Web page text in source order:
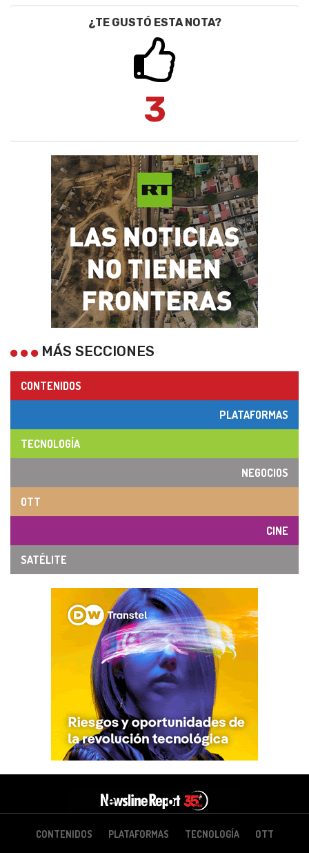
¿TE GUSTÓ ESTA NOTA?
3
MÁS SECCIONES
CONTENIDOS
PLATAFORMAS
TECNOLOGÍA
NEGOCIOS
OTT
CINE
SATÉLITE
CONTENIDOS PLATAFORMAS TECNOLOGÍA OTT